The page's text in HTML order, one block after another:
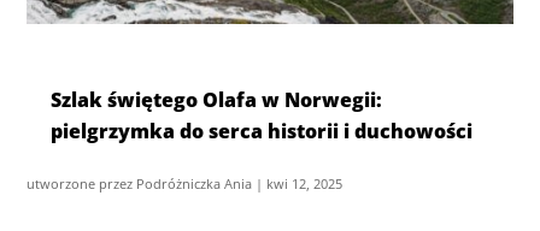
Szlak świętego Olafa w Norwegii:
pielgrzymka do serca historii i duchowości
utworzone przez Podróżniczka Ania | kwi 12, 2025